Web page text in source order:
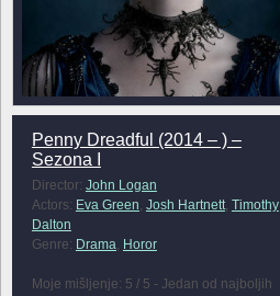
Penny Dreadful (2014 – ) –
Sezona I
Director: John Logan
Actors: Eva Green Josh Hartnett, Timothy
Dalton
Genre: Drama Horor
Moje mišljenje: 5 / 5 - Jedan od najboljih